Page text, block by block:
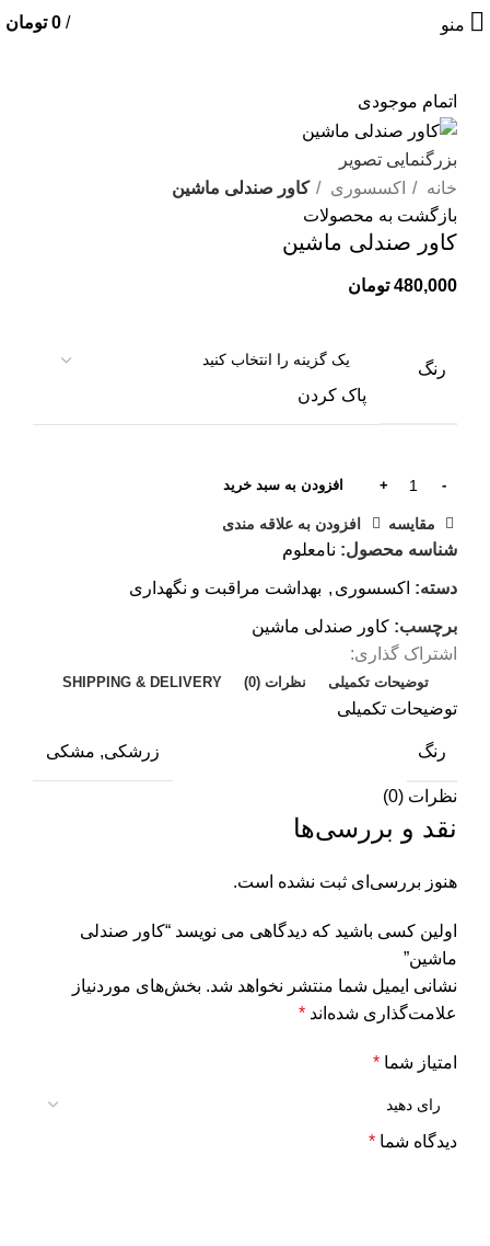
منو /
0 تومان
اتمام موجودی
بزرگنمایی تصویر
خانه
اکسسوری
کاور صندلی ماشین
بازگشت به محصولات
کاور صندلی ماشین
480,000 تومان
رنگ
پاک کردن
افزودن به سبد خرید
مقایسه افزودن به علاقه مندی
شناسه محصول: نامعلوم
دسته: اکسسوری , بهداشت مراقبت و نگهداری
برچسب: کاور صندلی ماشین
اشتراک گذاری:
توضیحات تکمیلی نظرات (0) SHIPPING & DELIVERY
توضیحات تکمیلی
رنگ زرشکی, مشکی
نظرات (0)
نقد و بررسی‌ها
هنوز بررسی‌ای ثبت نشده است.
اولین کسی باشید که دیدگاهی می نویسد “کاور صندلی
ماشین”
نشانی ایمیل شما منتشر نخواهد شد. بخش‌های موردنیاز
علامت‌گذاری شده‌اند *
امتیاز شما *
دیدگاه شما *